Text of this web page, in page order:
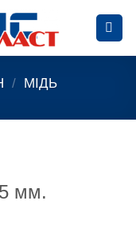
/ МІДЬ
мм.